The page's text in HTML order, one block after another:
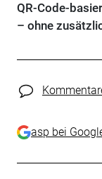
QR-Code-
– ohne
asp bei